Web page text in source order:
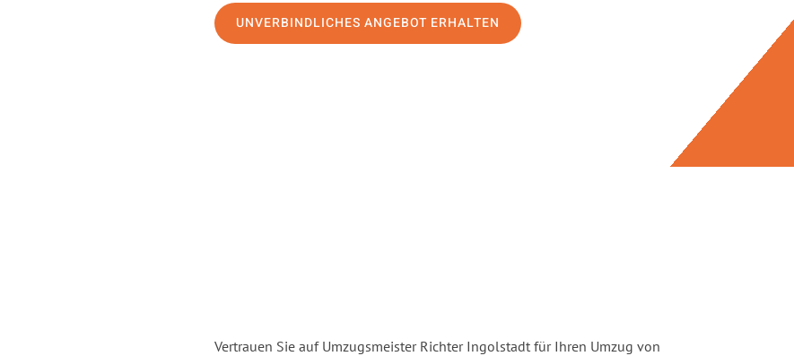
UNVERBINDLICHES ANGEBOT ERHALTEN
Vertrauen Sie auf Umzugsmeister Richter Ingolstadt für Ihren Umzug von